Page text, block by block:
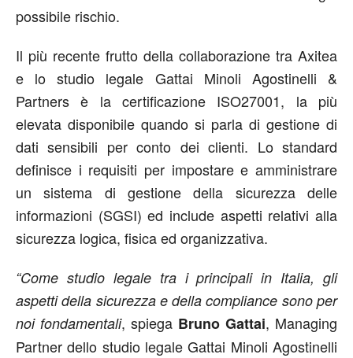
possibile rischio.
Il più recente frutto della collaborazione tra Axitea
e lo studio legale Gattai Minoli Agostinelli &
Partners è la certificazione ISO27001, la più
elevata disponibile quando si parla di gestione di
dati sensibili per conto dei clienti. Lo standard
definisce i requisiti per impostare e amministrare
un sistema di gestione della sicurezza delle
informazioni (SGSI) ed include aspetti relativi alla
sicurezza logica, fisica ed organizzativa.
“Come studio legale tra i principali in Italia, gli
aspetti della sicurezza e della compliance sono per
noi fondamentali, spiega Bruno Gattai, Managing
Partner dello studio legale Gattai Minoli Agostinelli